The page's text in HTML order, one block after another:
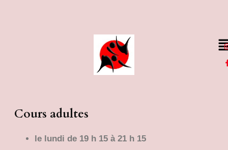
Cours adultes
le lundi de 19 h 15 à 21 h 15